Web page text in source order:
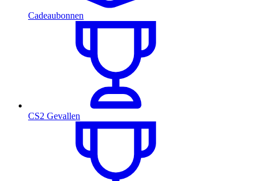
Cadeaubonnen
CS2 Gevallen